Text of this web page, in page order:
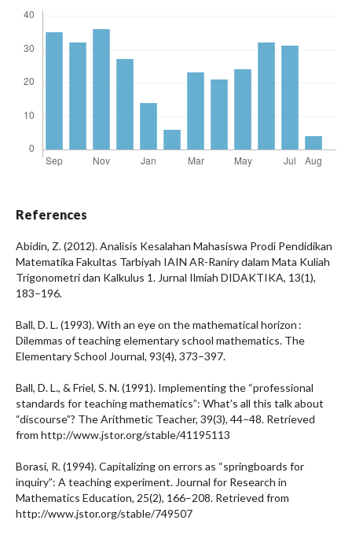
References
Abidin, Z. (2012). Analisis Kesalahan Mahasiswa Prodi Pendidikan
Matematika Fakultas Tarbiyah IAIN AR-Raniry dalam Mata Kuliah
Trigonometri dan Kalkulus 1. Jurnal Ilmiah DIDAKTIKA, 13(1),
183–196.
Ball, D. L. (1993). With an eye on the mathematical horizon :
Dilemmas of teaching elementary school mathematics. The
Elementary School Journal, 93(4), 373–397.
Ball, D. L., & Friel, S. N. (1991). Implementing the “professional
standards for teaching mathematics”: What’s all this talk about
“discourse”? The Arithmetic Teacher, 39(3), 44–48. Retrieved
from http://www.jstor.org/stable/41195113
Borasi, R. (1994). Capitalizing on errors as “springboards for
inquiry”: A teaching experiment. Journal for Research in
Mathematics Education, 25(2), 166–208. Retrieved from
http://www.jstor.org/stable/749507